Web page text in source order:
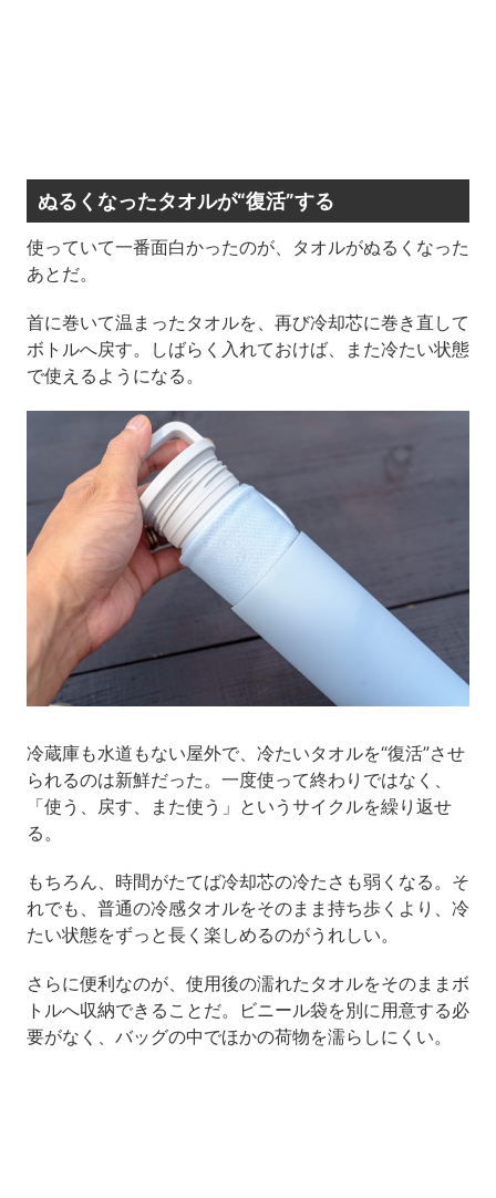
ぬるくなったタオルが“復活”する
使っていて一番面白かったのが、タオルがぬるくなった
あとだ。
首に巻いて温まったタオルを、再び冷却芯に巻き直して
ボトルへ戻す。しばらく入れておけば、また冷たい状態
で使えるようになる。
冷蔵庫も水道もない屋外で、冷たいタオルを“復活”させ
られるのは新鮮だった。一度使って終わりではなく、
「使う、戻す、また使う」というサイクルを繰り返せ
る。
もちろん、時間がたてば冷却芯の冷たさも弱くなる。そ
れでも、普通の冷感タオルをそのまま持ち歩くより、冷
たい状態をずっと長く楽しめるのがうれしい。
さらに便利なのが、使用後の濡れたタオルをそのままボ
トルへ収納できることだ。ビニール袋を別に用意する必
要がなく、バッグの中でほかの荷物を濡らしにくい。